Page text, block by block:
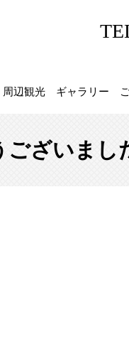
周辺観光 ギャラリー
ございまし